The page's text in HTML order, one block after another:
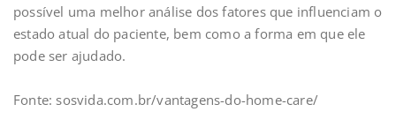
possível uma melhor análise dos fatores que influenciam o
estado atual do paciente, bem como a forma em que ele
pode ser ajudado.⁣
Fonte: sosvida.com.br/vantagens-do-home-care/⁣